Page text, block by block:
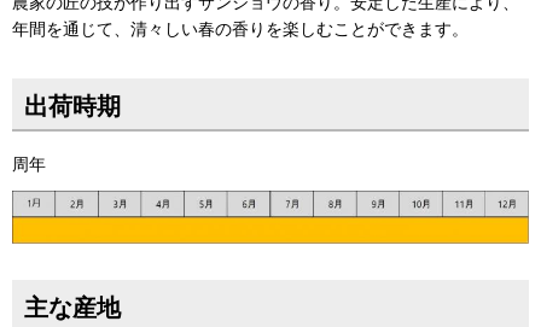
年間を通じて、清々しい春の香りを楽しむことができます。
出荷時期
周年
主な産地